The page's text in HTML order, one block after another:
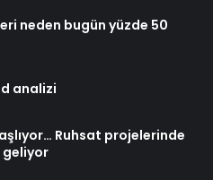
neden bugün yüzde 50
analizi
Ruhsat projelerinde
geliyor